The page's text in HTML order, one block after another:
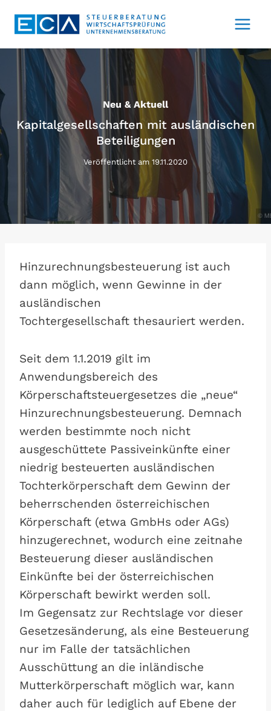
Inhalt
Neu & Aktuell
Kapitalgesellschaften mit ausländischen
Beteiligungen
Veröffentlicht am 19.11.2020
Hinzurechnungsbesteuerung ist auch
dann möglich, wenn Gewinne in der
ausländischen
Tochtergesellschaft thesauriert werden.
Seit dem 1.1.2019 gilt im
Anwendungsbereich des
Körperschaftsteuergesetzes die „neue“
Hinzurechnungsbesteuerung. Demnach
werden bestimmte noch nicht
ausgeschüttete Passiveinkünfte einer
niedrig besteuerten ausländischen
Tochterkörperschaft dem Gewinn der
beherrschenden österreichischen
Körperschaft (etwa GmbHs oder AGs)
hinzugerechnet, wodurch eine zeitnahe
Besteuerung dieser ausländischen
Einkünfte bei der österreichischen
Körperschaft bewirkt werden soll.
Im Gegensatz zur Rechtslage vor dieser
Gesetzesänderung, als eine Besteuerung
nur im Falle der tatsächlichen
Ausschüttung an die inländische
Mutterkörperschaft möglich war, kann
daher auch für lediglich auf Ebene der